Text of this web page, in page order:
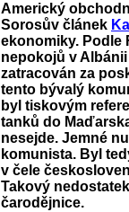
Americký
Sorosův článek
ekonomiky. Podle
nepokojů v
zatracován za
tento bývalý
byl tiskovým
tanků do
nesejde. Jemné
komunista. Byl
v čele
Takový
čarodějnice.